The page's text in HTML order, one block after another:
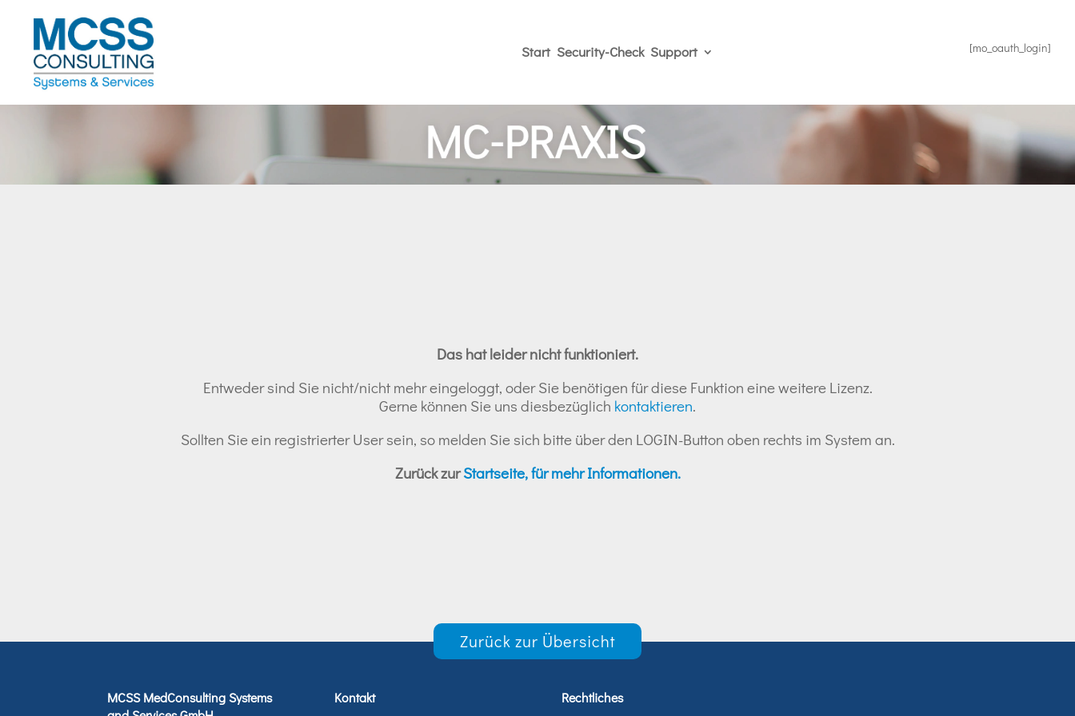
Start Security-Check Support [mo_oauth_login]
Das hat leider nicht funktioniert.
Entweder sind Sie nicht/nicht mehr eingeloggt, oder Sie benötigen für diese Funktion eine weitere Lizenz.
Gerne können Sie uns diesbezüglich kontaktieren.
Sollten Sie ein registrierter User sein, so melden Sie sich bitte über den LOGIN-Button oben rechts im System an.
Zurück zurStartseite, für mehr Informationen.
Zurück zur Übersicht
MCSS MedConsulting Systems
Kontakt
Rechtliches